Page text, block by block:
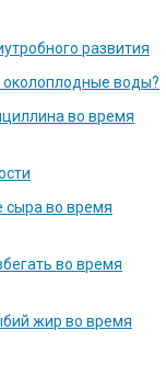
развития
околоплодные воды?
во время
сыра во время
во время
жир во время